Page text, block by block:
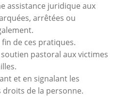
assistance juridique aux
arrêtées ou
de ces pratiques.
pastoral aux victimes
et en signalant les
droits de la personne.